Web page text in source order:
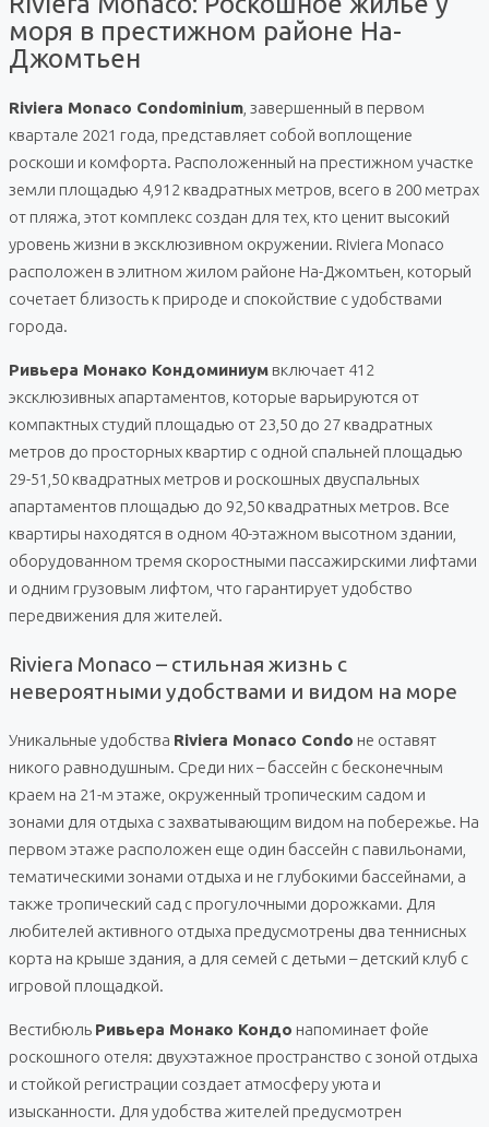
моря в престижном районе На-
Джомтьен
Riviera Monaco Condominium , завершенный в первом
квартале 2021 года, представляет собой воплощение
роскоши и комфорта. Расположенный на престижном участке
земли площадью 4,912 квадратных метров, всего в 200 метрах
от пляжа, этот комплекс создан для тех, кто ценит высокий
уровень жизни в эксклюзивном окружении. Riviera Monaco
расположен в элитном жилом районе На-Джомтьен, который
сочетает близость к природе и спокойствие с удобствами
города.
Ривьера Монако Кондоминиум включает 412
эксклюзивных апартаментов, которые варьируются от
компактных студий площадью от 23,50 до 27 квадратных
метров до просторных квартир с одной спальней площадью
29-51,50 квадратных метров и роскошных двуспальных
апартаментов площадью до 92,50 квадратных метров. Все
квартиры находятся в одном 40-этажном высотном здании,
оборудованном тремя скоростными пассажирскими лифтами
и одним грузовым лифтом, что гарантирует удобство
передвижения для жителей.
Riviera Monaco – стильная жизнь с
невероятными удобствами и видом на море
Уникальные удобства Riviera Monaco Condo не оставят
никого равнодушным. Среди них – бассейн с бесконечным
краем на 21-м этаже, окруженный тропическим садом и
зонами для отдыха с захватывающим видом на побережье. На
первом этаже расположен еще один бассейн с павильонами,
тематическими зонами отдыха и не глубокими бассейнами, а
также тропический сад с прогулочными дорожками. Для
любителей активного отдыха предусмотрены два теннисных
корта на крыше здания, а для семей с детьми – детский клуб с
игровой площадкой.
Вестибюль Ривьера Монако Кондо напоминает фойе
роскошного отеля: двухэтажное пространство с зоной отдыха
и стойкой регистрации создает атмосферу уюта и
изысканности. Для удобства жителей предусмотрен